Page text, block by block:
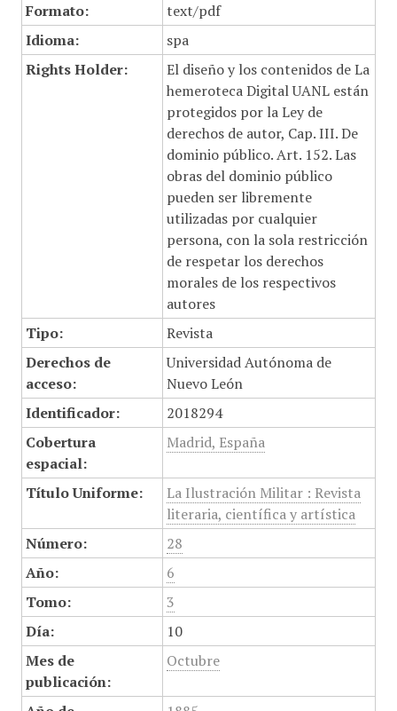
Formato:
text/pdf
Idioma:
spa
Rights Holder:
El diseño y los contenidos de La
hemeroteca Digital UANL están
protegidos por la Ley de
derechos de autor, Cap. III. De
dominio público. Art. 152. Las
obras del dominio público
pueden ser libremente
utilizadas por cualquier
persona, con la sola restricción
de respetar los derechos
morales de los respectivos
autores
Tipo:
Revista
Derechos de
acceso:
Universidad Autónoma de
Nuevo León
Identificador:
2018294
Cobertura
espacial:
Madrid, España
Título Uniforme:
La Ilustración Militar : Revista
literaria, científica y artística
Número:
28
Año:
6
Tomo:
3
Día:
10
Mes de
publicación:
Octubre